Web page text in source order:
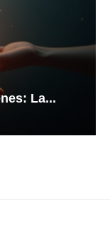
La...